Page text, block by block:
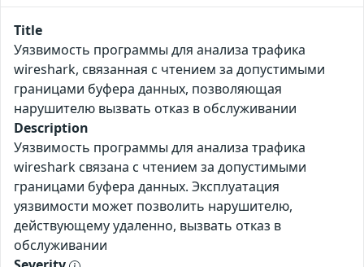
Title
Уязвимость программы для анализа трафика
wireshark, связанная с чтением за допустимыми
границами буфера данных, позволяющая
нарушителю вызвать отказ в обслуживании
Description
Уязвимость программы для анализа трафика
wireshark связана с чтением за допустимыми
границами буфера данных. Эксплуатация
уязвимости может позволить нарушителю,
действующему удаленно, вызвать отказ в
обслуживании